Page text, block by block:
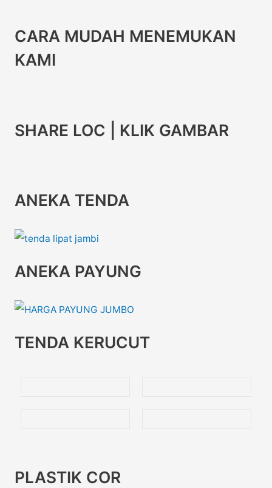
CARA MUDAH MENEMUKAN
KAMI
SHARE LOC | KLIK GAMBAR
ANEKA TENDA
ANEKA PAYUNG
TENDA KERUCUT
PLASTIK COR